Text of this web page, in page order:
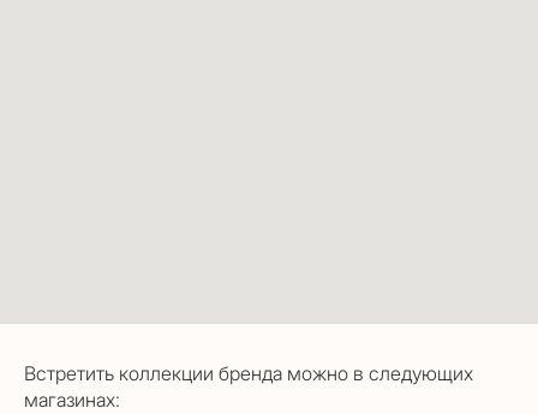
Встретить коллекции бренда можно в следующих
магазинах: